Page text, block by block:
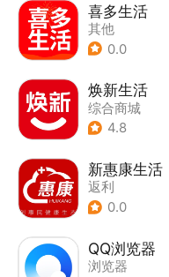
喜多生活
其他
0.0
焕新生活
综合商城
4.8
新惠康生活
返利
0.0
QQ浏览器
浏览器